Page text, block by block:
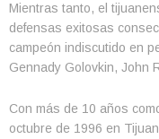
Mientras tanto, el
defensas exitosas
campeón indiscutido en
Gennady Golovkin, John
Con más de 10 años
octubre de 1996 en